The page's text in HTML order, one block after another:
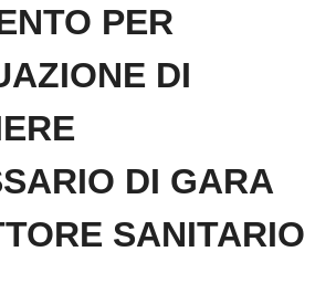
PER
DI
DI GARA
SANITARIO